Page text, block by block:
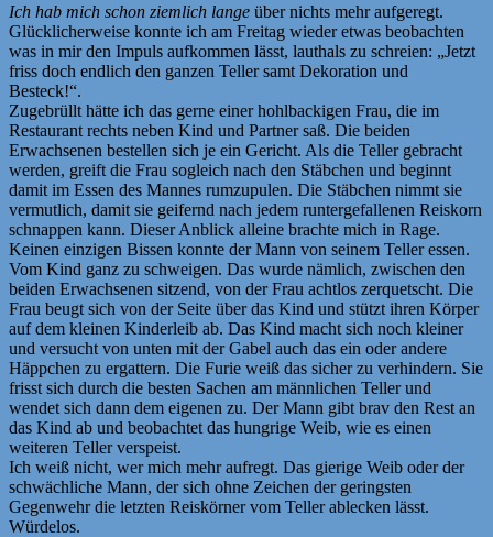
Ich hab mich schon ziemlich lange über nichts mehr aufgeregt.
Glücklicherweise konnte ich am Freitag wieder etwas beobachten
was in mir den Impuls aufkommen lässt, lauthals zu schreien: „Jetzt
friss doch endlich den ganzen Teller samt Dekoration und
Besteck!“.
Zugebrüllt hätte ich das gerne einer hohlbackigen Frau, die im
Restaurant rechts neben Kind und Partner saß. Die beiden
Erwachsenen bestellen sich je ein Gericht. Als die Teller gebracht
werden, greift die Frau sogleich nach den Stäbchen und beginnt
damit im Essen des Mannes rumzupulen. Die Stäbchen nimmt sie
vermutlich, damit sie geifernd nach jedem runtergefallenen Reiskorn
schnappen kann. Dieser Anblick alleine brachte mich in Rage.
Keinen einzigen Bissen konnte der Mann von seinem Teller essen.
Vom Kind ganz zu schweigen. Das wurde nämlich, zwischen den
beiden Erwachsenen sitzend, von der Frau achtlos zerquetscht. Die
Frau beugt sich von der Seite über das Kind und stützt ihren Körper
auf dem kleinen Kinderleib ab. Das Kind macht sich noch kleiner
und versucht von unten mit der Gabel auch das ein oder andere
Häppchen zu ergattern. Die Furie weiß das sicher zu verhindern. Sie
frisst sich durch die besten Sachen am männlichen Teller und
wendet sich dann dem eigenen zu. Der Mann gibt brav den Rest an
das Kind ab und beobachtet das hungrige Weib, wie es einen
weiteren Teller verspeist.
Ich weiß nicht, wer mich mehr aufregt. Das gierige Weib oder der
schwächliche Mann, der sich ohne Zeichen der geringsten
Gegenwehr die letzten Reiskörner vom Teller ablecken lässt.
Würdelos.